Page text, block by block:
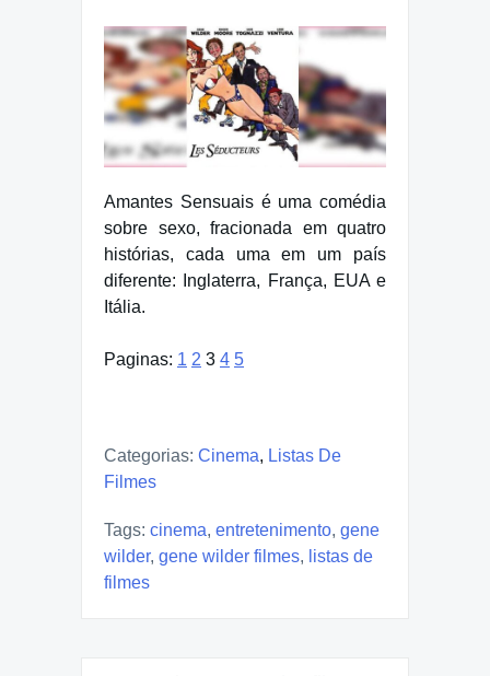
Amantes Sensuais é uma comédia
sobre sexo, fracionada em quatro
histórias, cada uma em um país
diferente: Inglaterra, França, EUA e
Itália.
Paginas: 1 2 3 4 5
Categorias: Cinema, Listas De
Filmes
Tags: cinema, entretenimento, gene
wilder, gene wilder filmes, listas de
filmes